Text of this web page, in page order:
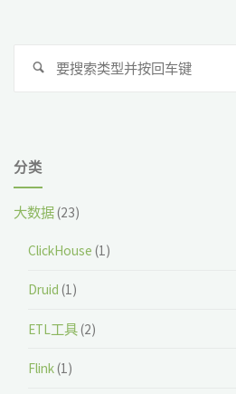
搜
分类
大数据(23)
ClickHouse (1)
Druid (1)
ETL工具(2)
Flink(1)